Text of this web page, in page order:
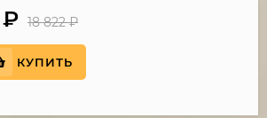
₽ 18 822₽
КУПИТЬ